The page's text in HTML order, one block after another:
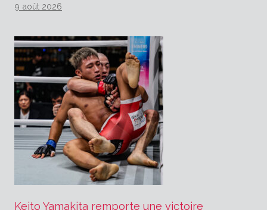
9 août 2026
Keito Yamakita remporte une victoire